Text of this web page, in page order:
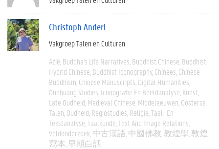
Christoph Anderl
Vakgroep Talen en Culturen
Azië Buddha's Life Narratives Buddhist Chinese Buddhist
Hybrid Chinese Buddhist Iconography Chinees Chinese
Buddhism Chinese Manuscripts Digital Humanities
Dunhuang Studies Iconografie En Beeldanalyse Kunst
Late Oudheid Medieval Chinese Middeleeuwen Oosterse
Talen Oudheid Regiostudies Religie Taal- En
Tekstanalyse Taalkunde Text And Image Relations
Veldonderzoek 中古漢語 中國佛教 敦煌學 敦煌
寫本 早期白話